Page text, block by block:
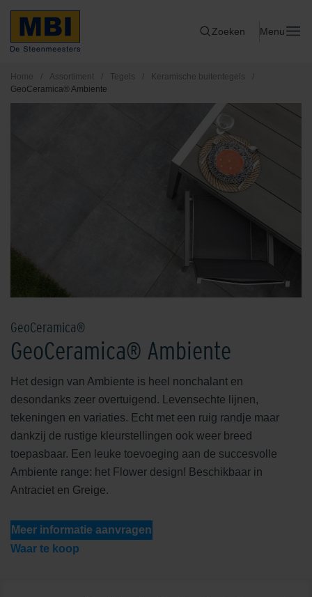
Zoeken Menu
Home / Assortiment / Tegels / Keramische buitentegels
/
GeoCeramica® Ambiente
GeoCeramica®
GeoCeramica® Ambiente
Het design van Ambiente is heel nonchalant en
desondanks zeer overtuigend. Levensechte lijnen,
tekeningen en variaties. Echt met een ruig randje maar
dankzij de rustige kleurstellingen ook weer breed
toepasbaar. Een leuke toevoeging aan de succesvolle
Ambiente range: het Flower design! Beschikbaar in
Antraciet en Greige.
Meer informatie aanvragen
Waar te koop